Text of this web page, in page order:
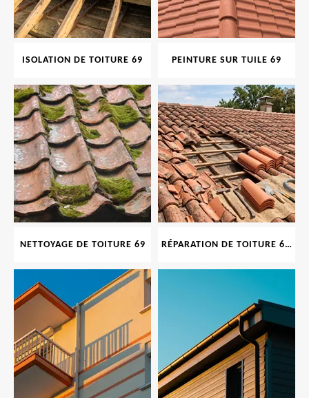
ISOLATION DE TOITURE 69 PEINTURE SUR TUILE 69
NETTOYAGE DE TOITURE 69 RÉPARATION DE TOITURE 69 RHONE, TUILES CASSÉES OU ABIMÉES